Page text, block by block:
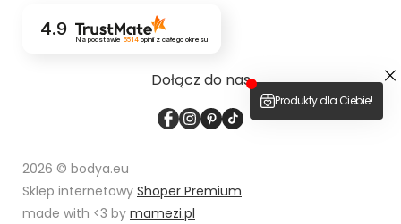
4.9
Na podstawie 6514opinii z całego okresu
Dołącz do nas
2026 © bodya.eu
Sklep internetowy Shoper Premium
made with <3 by mamezi.pl